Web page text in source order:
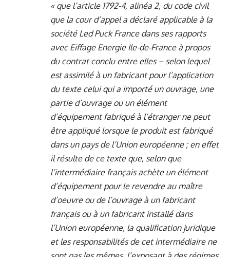
« que l’article 1792-4, alinéa 2, du code civil
que la cour d’appel a déclaré applicable à la
société Led Puck France dans ses rapports
avec Eiffage Energie Ile-de-France à propos
du contrat conclu entre elles – selon lequel
est assimilé à un fabricant pour l’application
du texte celui qui a importé un ouvrage, une
partie d’ouvrage ou un élément
d’équipement fabriqué à l’étranger ne peut
être appliqué lorsque le produit est fabriqué
dans un pays de l’Union européenne ; en effet
il résulte de ce texte que, selon que
l’intermédiaire français achète un élément
d’équipement pour le revendre au maître
d’oeuvre ou de l’ouvrage à un fabricant
français ou à un fabricant installé dans
l’Union européenne, la qualification juridique
et les responsabilités de cet intermédiaire ne